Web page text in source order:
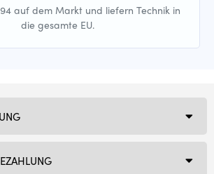
auf dem Markt und liefern Technik in
die gesamte EU.